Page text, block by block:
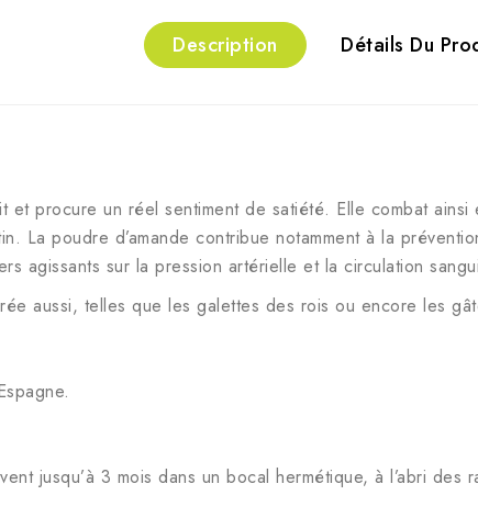
Description Détails Du
et procure un réel sentiment de satiété. Elle combat
La poudre d’amande contribue notamment à la
agissants sur la pression artérielle et la circulation
aussi, telles que les galettes des rois ou encore les
jusqu’à 3 mois dans un bocal hermétique, à l’abri des